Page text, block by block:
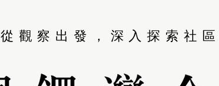
從觀察出發，深入探索社